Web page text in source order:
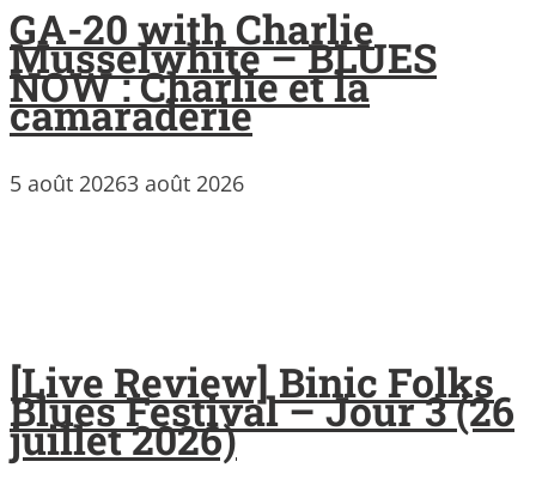
GA-20 with Charlie
Musselwhite – BLUES
NOW : Charlie et la
camaraderie
5 août 20263 août 2026
[Live Review] Binic Folks
Blues Festival – Jour 3 (26
juillet 2026)